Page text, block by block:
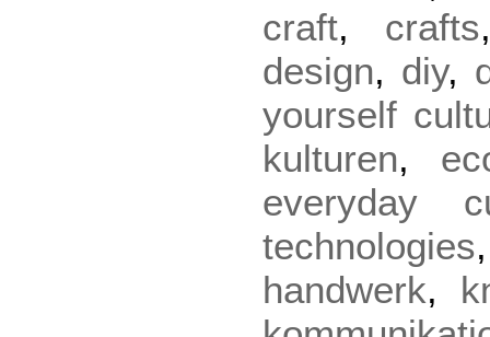
craft, crafts
design, diy,
yourself
kulturen,
everyday
technologies
handwerk,